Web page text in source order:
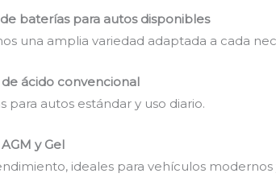
baterías para autos disponibles
una amplia variedad adaptada a cada
ácido convencional
para autos estándar y uso diario.
y Gel
ideales para vehículos